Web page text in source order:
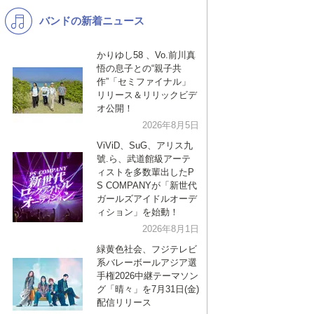
K-POP 演歌・歌謡
洋楽
VTuber ディズニー
バンドの新着ニュース
かりゆし58 、Vo.前川真
悟の息子との“親子共
作”「セミファイナル」
リリース＆リリックビデ
オ公開！
2026年8月5日
ViViD、SuG、アリス九
號.ら、武道館級アーテ
ィストを多数輩出したP
S COMPANYが「新世代
ガールズアイドルオーデ
ィション」を始動！
2026年8月1日
緑黄色社会、フジテレビ
系バレーボールアジア選
手権2026中継テーマソン
グ「晴々」を7月31日(金)
配信リリース